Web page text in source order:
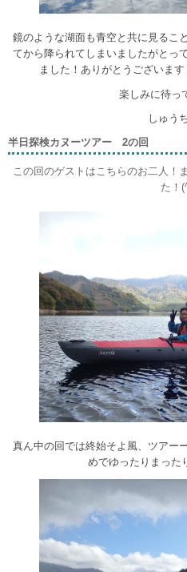
鏡のような湖面も青空と共に見るこ
てから降られてしまいましたがとっ
ました！ありがとうございま
楽しみに待っ
しゅう
半日探検カヌーツアー 2の回
この回のゲストはこちらのお二人！
た！
真ん中の回では終始そよ風、ツアー
めでゆったりまった